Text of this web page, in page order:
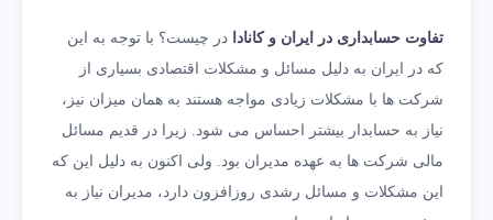
تفاوت حسابداری در ایران و کانادا در چیست؟ با توجه به این
که در ایران به دلیل مسائل و مشکلات اقتصادی بسیاری از
شرکت ها با مشکلات زیادی مواجه هستند به همان میزان نیز،
نیاز به حسابدار بیشتر احساس می ‌شود. زیرا در قدیم مسائل
مالی شرکت ها به عهده مدیران بود. ولی اکنون به دلیل این که
این مشکلات و مسائل رشدی روزافزون دارد، مدیران نیاز به